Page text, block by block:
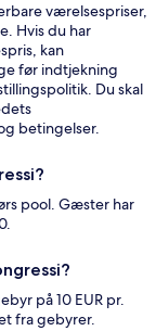
værelsespriser,
Hvis du har
kan
før indtjekning
Du skal
betingelser.
pool. Gæster har
på 10 EUR pr.
fra gebyrer.